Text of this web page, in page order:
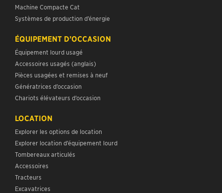
Machine Compacte Cat
Systèmes de production d’énergie
ÉQUIPEMENT D’OCCASION
Équipement lourd usagé
Accessoires usagés (anglais)
Pièces usagées et remises à neuf
Génératrices d’occasion
Chariots élévateurs d’occasion
LOCATION
Explorer les options de location
Explorer location d’équipement lourd
Tombereaux articulés
Accessoires
Tracteurs
Excavatrices